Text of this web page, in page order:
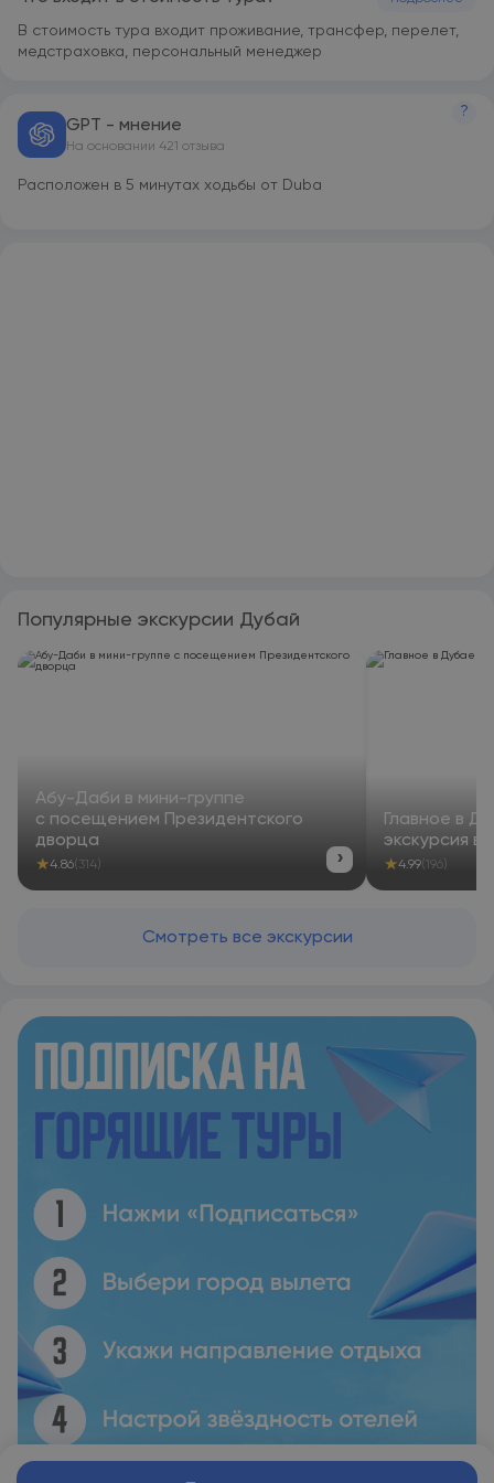
В стоимость тура входит проживание, трансфер, перелет,
медстраховка, персональный менеджер
GPT - мнение
На основании 421 отзыва
?
Расположен в 5 минутах ходьбы от Dubai mall, ном
Популярные экскурсии Дубай
Абу-Даби в мини-группе
с посещением Президентского
дворца
★4.86(314) ›
Главное в
экскурсия в
★4.99 (196)
Смотреть все экскурсии